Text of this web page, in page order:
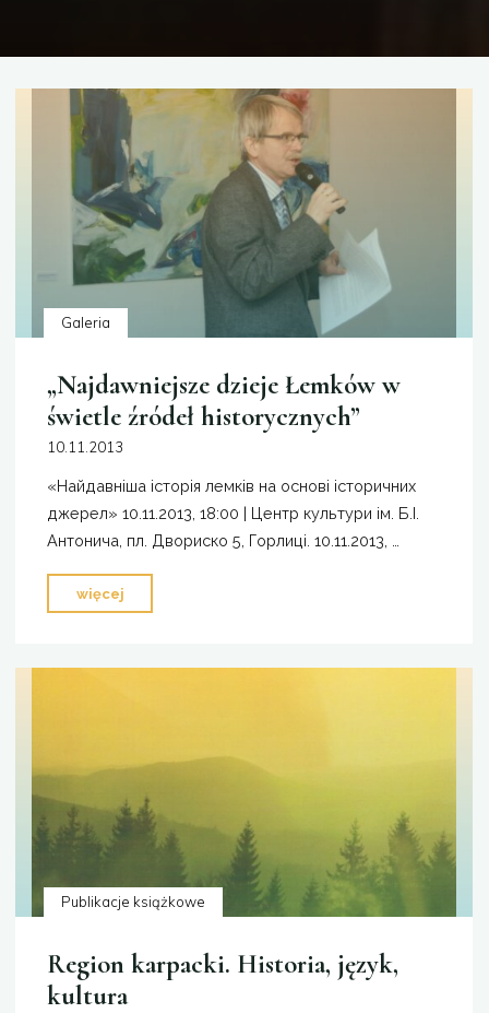
Galeria
„Najdawniejsze dzieje Łemków w
świetle źródeł historycznych”
10.11.2013
«Найдавніша історія лемків на основі історичних
джерел» 10.11.2013, 18:00 | Центр культури ім. Б.І.
Антонича, пл. Двориско 5, Горлиці. 10.11.2013, …
więcej
dzieje
w
historycznych”"
Publikacje książkowe
Region karpacki. Historia, język,
kultura